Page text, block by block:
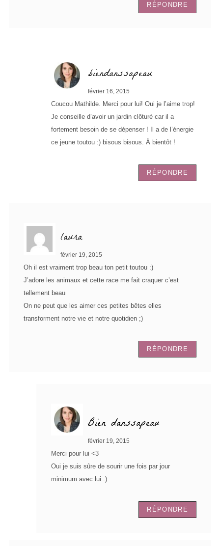
RÉPONDRE
biendanssapeau
février 16, 2015
Coucou Mathilde. Merci pour lui! Oui je l’aime trop!
Je conseille d’avoir un jardin clôturé car il a
fortement besoin de se dépenser ! Il a de l’énergie
ce jeune toutou :) bisous bisous. À bientôt !
RÉPONDRE
laura
février 19, 2015
Oh il est vraiment trop beau ton petit toutou :)
J’adore les animaux et cette race me fait craquer c’est
tellement beau
On ne peut que les aimer ces petites bêtes elles
transforment notre vie et notre quotidien ;)
RÉPONDRE
Bien danssapeau
février 19, 2015
Merci pour lui <3
Oui je suis sûre de sourir une fois par jour
minimum avec lui :)
RÉPONDRE